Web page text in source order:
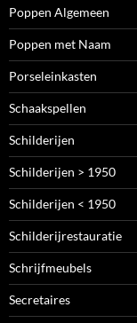
Poppen Algemeen
Poppen met Naam
Porseleinkasten
Schaakspellen
Schilderijen
Schilderijen > 1950
Schilderijen < 1950
Schilderijrestauratie
Schrijfmeubels
Secretaires